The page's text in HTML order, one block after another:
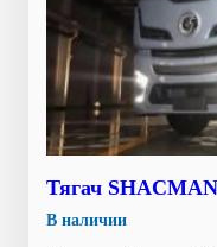
Тягач
В наличии